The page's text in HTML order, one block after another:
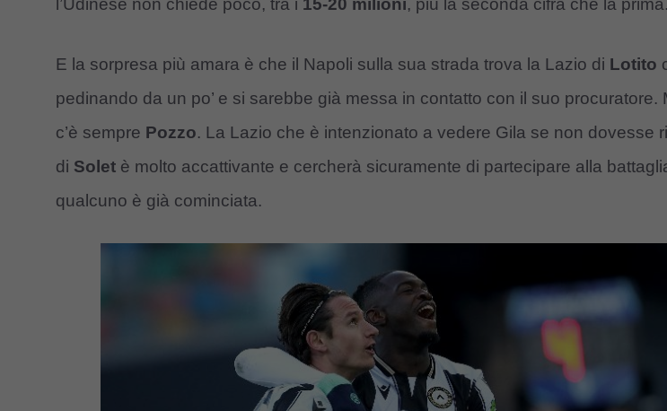
l’Udinese non chiede poco, tra i 15-20 milioni, più la seconda cifra che la prima.
E la sorpresa più amara è che il Napoli sulla sua strada trova la Lazio di Lotito
pedinando da un po’ e si sarebbe già messa in contatto con il suo procuratore.
c’è sempre Pozzo. La Lazio che è intenzionato a vedere Gila se non dovesse
di Solet è molto accattivante e cercherà sicuramente di partecipare alla
qualcuno è già cominciata.